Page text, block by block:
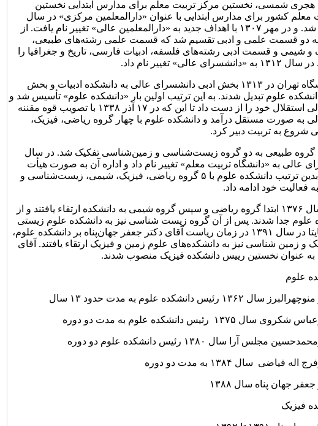
در سال ۱۲۹۸ هجری شمسی، نخستین مرکز تربیت معلم برای مدارس ابتدایی نخستین
کشور برای مدارس ابتدایی با عنوان «دارالمعلمین مرکزی» در سال
۱۲۹۸ تأسیس شد. و در مهر ۱۳۰۷ با اهداف جدید به «دارالمعلمین عالی» تغییر نام یافت. از
آذر ۱۳۰۸ به دو قسمت علمی و ادبی تقسیم شد که قسمت علمی رشته‌های طبیعی،
و شیمی و قسمت ادبی رشته‌های فلسفه، ادبیات فارسی، تاریخ و جغرافیا را
تغییر نام داد.
با تأسیس دانشگاه تهران در ۱۳۱۳ بخش ادبی دانشسرای عالی به دانشکده ادبیات و بخش
علوم تبدیل شدند. به این ترتیب اولین بار «دانشکده علوم» تأسیس شد و
دانشسرای عالی استقلال خود را از دست داد تا این که در ۱۷ آذر ۱۳۳۸ با تصویب قوه مقننه
به صورت مستقل درآمد و دانشکده علوم با چهار گروه ریاضی، فیزیک،
شروع به تربیت دبیر کرد.
در سال ۱۳۴۷ گروه طبیعی به دو گروه زیست‌شناسی و زمین‌شناسی تفکیک شد. در سال
عالی به «دانشگاه تربیت معلم» تغییر نام داد و اداره آن به صورت هیأت
امنایی درآمد. بدین ترتیب دانشکده علوم با ۵ گروه ریاضی، فیزیک، شیمی، زیست‌شناسی و
فعالیت خود ادامه داد.
سرانجام در سال ۱۳۷۶ ابتدا گروه ریاضی و سپس گروه شیمی به دانشکده ارتقاء یافتند و از
علوم جدا شدند. پس از آن گروه زیست شناسی نیز به دانشکده علوم زیستی
تبدیل شد و نهایتا در سال ۱۳۹۱ در زمان ریاست آقای دکتر جعفر جهان‌پناه بر دانشکده علوم،
و زمین شناسی نیز به دانشکده‌های علوم زمین و فیزیک ارتقاء یافتند. آقای
به عنوان نخستین رییس دانشکده‌ فیزیک منصوب شدند.
علوم
فیزیک